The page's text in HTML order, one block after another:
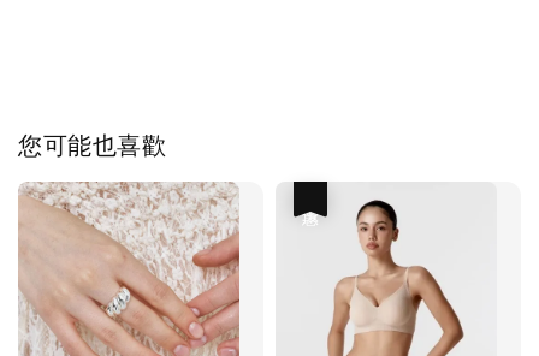
您可能也喜歡